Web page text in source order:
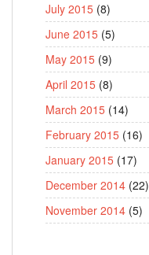
July 2015 (8)
June 2015 (5)
May 2015 (9)
April 2015 (8)
March 2015 (14)
February 2015 (16)
January 2015 (17)
December 2014 (22)
November 2014 (5)